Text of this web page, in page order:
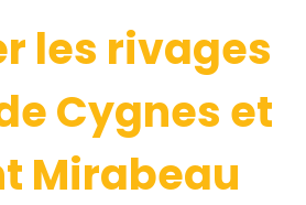
les rivages
Cygnes et
Mirabeau